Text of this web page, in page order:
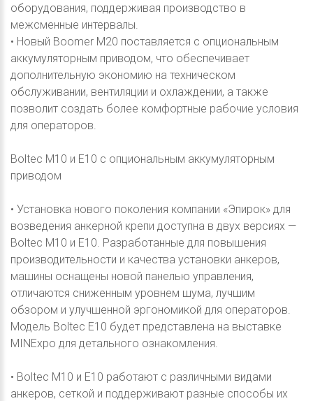
оборудования, поддерживая производство в
межсменные интервалы.
• Новый Boomer M20 поставляется с опциональным
аккумуляторным приводом, что обеспечивает
дополнительную экономию на техническом
обслуживании, вентиляции и охлаждении, а также
позволит создать более комфортные рабочие условия
для операторов.
Boltec M10 и E10 с опциональным аккумуляторным
приводом
• Установка нового поколения компании «Эпирок» для
возведения анкерной крепи доступна в двух версиях —
Boltec M10 и E10. Разработанные для повышения
производительности и качества установки анкеров,
машины оснащены новой панелью управления,
отличаются сниженным уровнем шума, лучшим
обзором и улучшенной эргономикой для операторов.
Модель Boltec E10 будет представлена на выставке
MINExpo для детального ознакомления.
• Boltec M10 и E10 работают с различными видами
анкеров, сеткой и поддерживают разные способы их